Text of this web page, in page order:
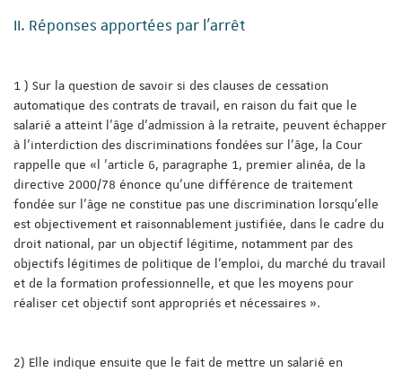
II. Réponses apportées par l'arrêt
1 ) Sur la question de savoir si des clauses de cessation
automatique des contrats de travail, en raison du fait que le
salarié a atteint l’âge d’admission à la retraite, peuvent échapper
à l’interdiction des discriminations fondées sur l’âge, la Cour
rappelle que «l ’article 6, paragraphe 1, premier alinéa, de la
directive 2000/78 énonce qu’une différence de traitement
fondée sur l’âge ne constitue pas une discrimination lorsqu’elle
est objectivement et raisonnablement justifiée, dans le cadre du
droit national, par un objectif légitime, notamment par des
objectifs légitimes de politique de l’emploi, du marché du travail
et de la formation professionnelle, et que les moyens pour
réaliser cet objectif sont appropriés et nécessaires ».
2) Elle indique ensuite que le fait de mettre un salarié en